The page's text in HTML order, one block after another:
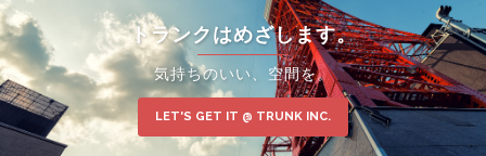
トランクはめざします。
気持ちのいい、空間を。
LET'S GET IT @ TRUNK INC.